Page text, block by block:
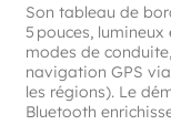
Son tableau de
5 pouces,
modes de
navigation GPS
les régions). Le
Bluetooth